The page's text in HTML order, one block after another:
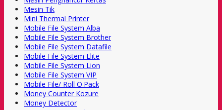
Mesin Tik
Mini Thermal Printer
Mobile File System Alba
Mobile File System Brother
Mobile File System Datafile
Mobile File System Elite
Mobile File System Lion
Mobile File System VIP
Mobile File/ Roll O'Pack
Money Counter Kozure
Money Detector